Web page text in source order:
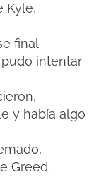
Kyle,
final
intentar
y había algo
Greed.